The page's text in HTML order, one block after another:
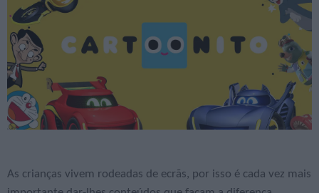
As crianças vivem rodeadas de ecrãs, por isso é cada vez mais